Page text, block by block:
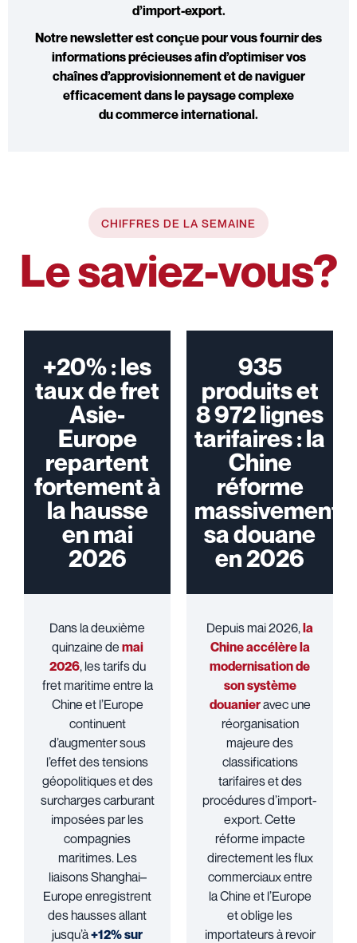
d’import-export.
Notre newsletter est conçue pour vous fournir des
informations précieuses afin d’optimiser vos
chaînes d’approvisionnement et de naviguer
efficacement dans le paysage complexe
ducommerce international.
CHIFFRES DE LA SEMAINE
Le saviez-vous?
+20% : les
taux de fret
Asie-
Europe
repartent
fortement à
la hausse
en mai
2026
Dans la deuxième
quinzaine de mai
2026, les tarifs du
fret maritime entre la
Chine et l’Europe
continuent
d’augmenter sous
l’effet des tensions
géopolitiques et des
surcharges carburant
imposées par les
compagnies
maritimes. Les
liaisons Shanghai–
Europe enregistrent
des hausses allant
jusqu’à+12% sur
935
produits et
8 972 lignes
tarifaires : la
Chine
réforme
massivement
sa douane
en 2026
Depuis mai 2026,la
Chine accélère la
modernisation de
son système
douanieravec une
réorganisation
majeure des
classifications
tarifaires et des
procédures d’import-
export. Cette
réforme impacte
directement les flux
commerciaux entre
la Chine et l’Europe
et oblige les
importateurs à revoir